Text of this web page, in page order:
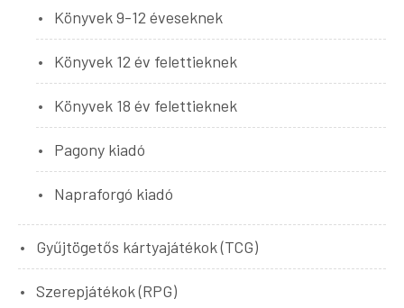
Könyvek 9-12 éveseknek
Könyvek 12 év felettieknek
Könyvek 18 év felettieknek
Pagony kiadó
Napraforgó kiadó
Gyűjtögetős kártyajátékok (TCG)
Szerepjátékok (RPG)